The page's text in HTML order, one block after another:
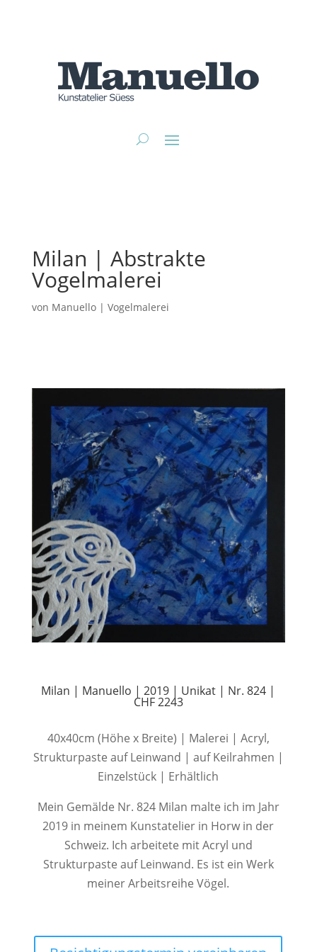
Milan | Abstrakte
Vogelmalerei
von Manuello| Vogelmalerei
Milan | Manuello | 2019 | Unikat | Nr. 824 |
CHF 2243
40x40cm (Höhe x Breite) | Malerei | Acryl,
Strukturpaste auf Leinwand | auf Keilrahmen |
Einzelstück | Erhältlich
Mein Gemälde Nr. 824 Milan malte ich im Jahr
2019 in meinem Kunstatelier in Horw in der
Schweiz. Ich arbeitete mit Acryl und
Strukturpaste auf Leinwand. Es ist ein Werk
meiner Arbeitsreihe Vögel.